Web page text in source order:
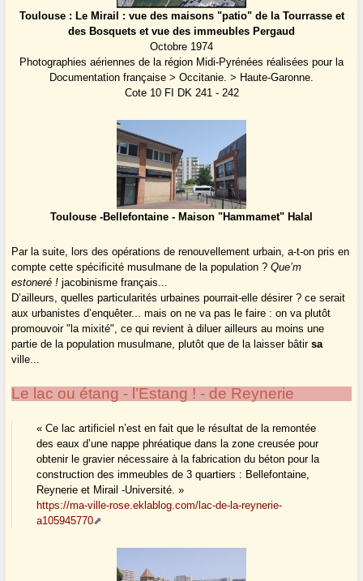
Toulouse : Le Mirail : vue des maisons "patio" de la Tourrasse et
des Bosquets et vue des immeubles Pergaud
Octobre 1974
Photographies aériennes de la région Midi-Pyrénées réalisées pour la
Documentation française > Occitanie. > Haute-Garonne.
Cote 10 FI DK 241 - 242
Toulouse -Bellefontaine - Maison "Hammamet" Halal
Par la suite, lors des opérations de renouvellement urbain, a-t-on pris en
compte cette spécificité musulmane de la population ?Que’m
estoneré ! jacobinisme français...
D’ailleurs, quelles particularités urbaines pourrait-elle désirer ? ce serait
aux urbanistes d’enquêter... mais on ne va pas le faire : on va plutôt
promouvoir "la mixité", ce qui revient à diluer ailleurs au moins une
partie de la population musulmane, plutôt que de la laisser bâtirsa
ville...
Le lac ou étang - l’Estang ! - de Reynerie
« Ce lac artificiel n’est en fait que le résultat de la remontée
des eaux d’une nappe phréatique dans la zone creusée pour
obtenir le gravier nécessaire à la fabrication du béton pour la
construction des immeubles de 3 quartiers : Bellefontaine,
Reynerie et Mirail -Université. »
https://ma-ville-rose.eklablog.com/lac-de-la-reynerie-
a105945770